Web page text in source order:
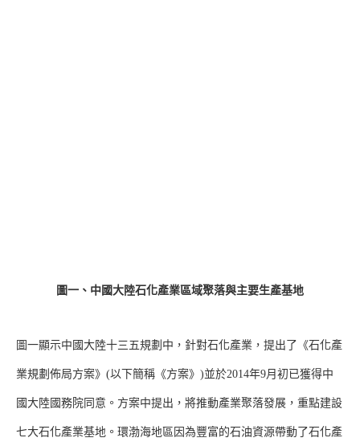
圖一、中國大陸石化產業區域聚落與主要生產基地
圖一顯示中國大陸十三五規劃中，針對石化產業，提出了《石化產
業規劃佈局方案》(以下簡稱《方案》)並於2014年9月初已獲得中
國大陸國務院同意。方案中提出，將推動產業聚落發展，重點建設
七大石化產業基地。環渤海地區因為豐富的石油資源帶動了石化產